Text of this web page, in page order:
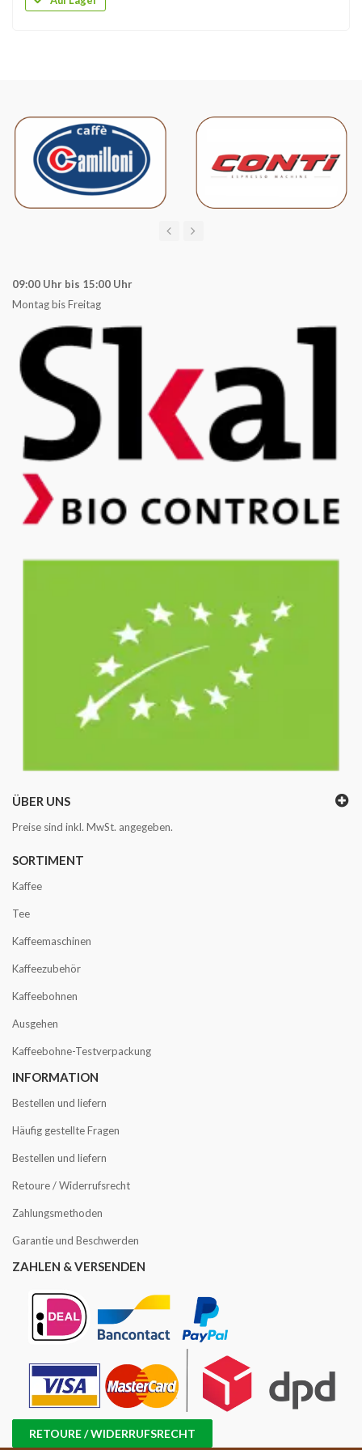
09:00 Uhr bis 15:00 Uhr
Montag bis Freitag
ÜBER UNS
Preise sind inkl. MwSt. angegeben.
SORTIMENT
Kaffee
Tee
Kaffeemaschinen
Kaffeezubehör
Kaffeebohnen
Ausgehen
Kaffeebohne-Testverpackung
INFORMATION
Bestellen und liefern
Häufig gestellte Fragen
Bestellen und liefern
Retoure / Widerrufsrecht
Zahlungsmethoden
Garantie und Beschwerden
ZAHLEN & VERSENDEN
RETOURE / WIDERRUFSRECHT